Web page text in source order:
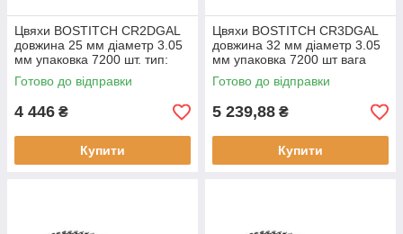
Цвяхи BOSTITCH CR2DGAL
довжина 25 мм діаметр 3.05
мм упаковка 7200 шт. тип:
будівельні матеріал:
оцинкована сталь
Готово до відправки
4 446 ₴
Купити
Цвяхи BOSTITCH CR3DGAL
довжина 32 мм діаметр 3.05
мм упаковка 7200 шт вага
упаковки 15.1 кг
Готово до відправки
5 239,88 ₴
Купити